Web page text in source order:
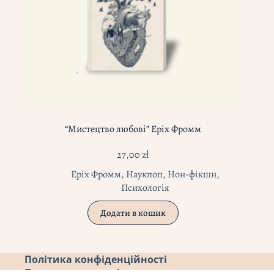
“Мистецтво любові” Еріх Фромм
27,00zł
Еріх Фромм, Наукпоп, Нон-фікшн,
Психологія
Додати в кошик
Політика конфіденційності